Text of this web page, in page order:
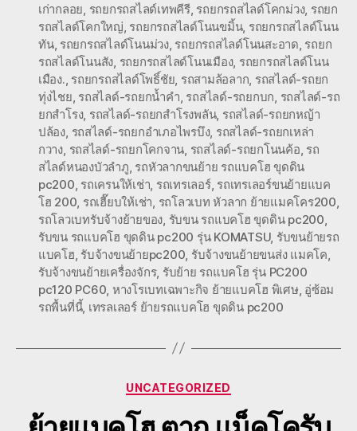
เก่ากลอย, รถยกรถสไลด์เทพคีรี, รถยกรถสไลด์โคกม่วง, รถยก
รถสไลด์โคกใหญ่, รถยกรถสไลด์โนนขมิ้น, รถยกรถสไลด์โนน
ทัน, รถยกรถสไลด์โนนม่วง, รถยกรถสไลด์โนนสะอาด, รถยก
รถสไลด์โนนสัง, รถยกรถสไลด์โนนเมือง, รถยกรถสไลด์โนน
เมือง., รถยกรถสไลด์โพธิ์ชัย, รถสามล้อลาก, รถสไลด์-รถยก
ทุ่งไชย, รถสไลด์-รถยกน้ำคำ, รถสไลด์-รถยกบก, รถสไลด์-รถ
ยกสำโรง, รถสไลด์-รถยกสำโรงพลัน, รถสไลด์-รถยกหญ้า
ปล้อง, รถสไลด์-รถยกอำเภอไพรบึง, รถสไลด์-รถยกเหล่า
กวาง, รถสไลด์-รถยกโคกจาน, รถสไลด์-รถยกโนนค้อ, รถ
สไลด์หนองบัวลำภู, รถหัวลากขนย้าย รถแบคโฮ ขุดดิน
pc200, รถเครนให้เช่า, รถเทรเลอร์, รถเทรเลอร์ขนย้ายแบค
โฮ 200, รถเฮี๊ยบให้เช่า, รถโลวเบท หัวลาก ย้ายแมคโคร200,
รถโลวเบทรับจ้างย้ายของ, รับขน รถแบคโฮ ขุดดิน pc200,
รับขน รถแบคโฮ ขุดดิน pc200 รุ่น KOMATSU, รับขนย้ายรถ
แบคโฮ, รับจ้างขนย้ายpc200, รับจ้างขนย้ายขนส่ง แมคโค,
รับจ้างขนย้ายเครื่องจักร, รับย้าย รถแบคโฮ รุ่น PC200
pc120 PC60, หางโรเบทเฉพาะกิจ ย้ายแบคโฮ พิเศษ, อู่ซ้อม
รถพื้นที่นี้, เทรลเลอร์ ย้ายรถแบคโฮ ขุดดิน pc200
Categories
UNCATEGORIZED